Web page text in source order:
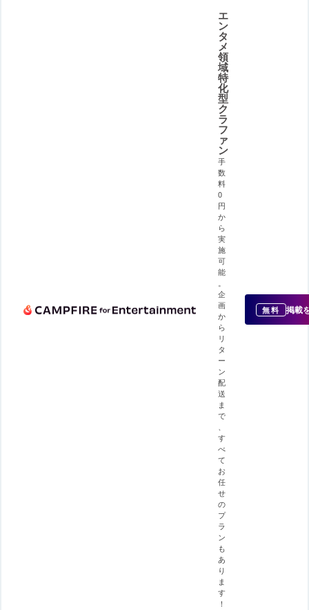
エ
ン
タ
メ
領
域
特
化
型
ク
ラ
フ
ァ
ン
手
数
料
0
円
か
ら
実
施
可
能
。
企
画
か
ら
リ
タ
ー
ン
配
送
ま
で
、
す
べ
て
お
任
せ
の
プ
ラ
ン
も
あ
り
ま
す
！
無料 掲載